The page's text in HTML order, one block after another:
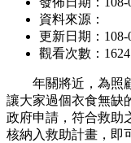
資料來源：
更新日期：108-
觀看次數：1624
年關將近，為照顧
讓大家過個衣食無缺
政府申請，符合救助
核納入救助計畫，即